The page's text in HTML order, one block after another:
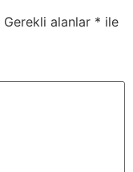
Gerekli alanlar * ile